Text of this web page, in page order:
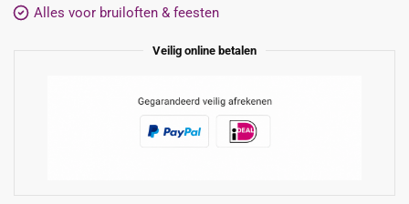
Alles voor bruiloften & feesten
Veilig online betalen